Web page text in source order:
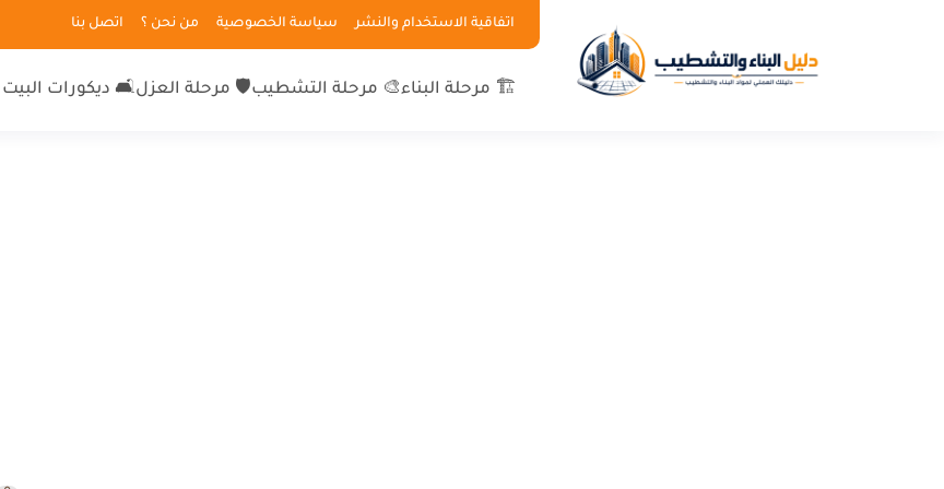
اتفاقية الاستخدام والنشر سياسة الخصوصية من نحن ؟ اتصل بنا
🏗 مرحلة البناء🎨 مرحلة التشطيب🛡 مرحلة العزل🛋 ديكورات البيت